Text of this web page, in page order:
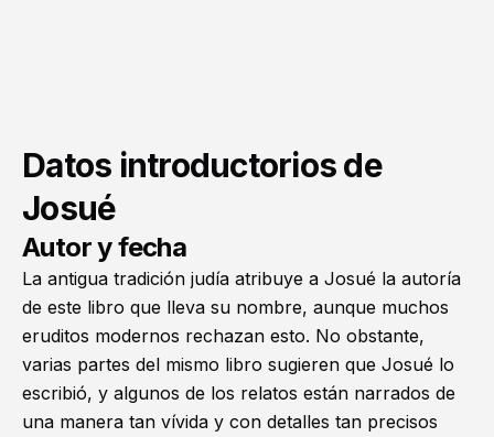
Datos introductorios de
Josué
Autor y fecha
La antigua tradición judía atribuye a Josué la autoría
de este libro que lleva su nombre, aunque muchos
eruditos modernos rechazan esto. No obstante,
varias partes del mismo libro sugieren que Josué lo
escribió, y algunos de los relatos están narrados de
una manera tan vívida y con detalles tan precisos